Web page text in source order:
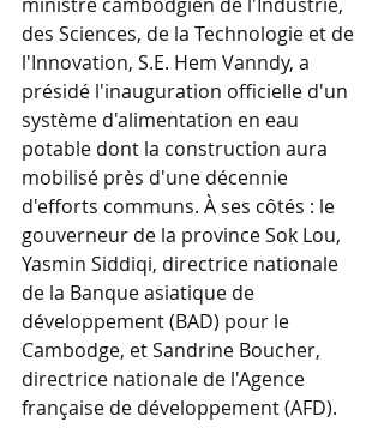
des Sciences, de la Technologie et de
l'Innovation, S.E. Hem Vanndy, a
présidé l'inauguration officielle d'un
système d'alimentation en eau
potable dont la construction aura
mobilisé près d'une décennie
d'efforts communs. À ses côtés : le
gouverneur de la province Sok Lou,
Yasmin Siddiqi, directrice nationale
de la Banque asiatique de
développement (BAD) pour le
Cambodge, et Sandrine Boucher,
directrice nationale de l'Agence
française de développement (AFD).